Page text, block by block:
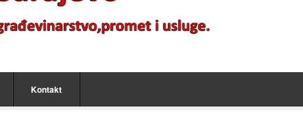
Kontakt